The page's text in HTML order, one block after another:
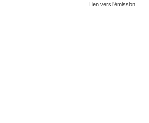
Lien vers l’émission